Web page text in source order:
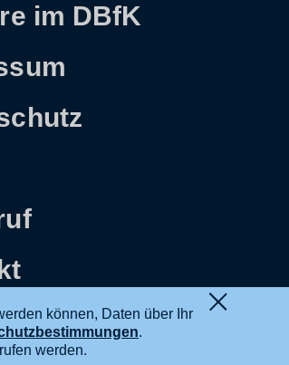
im DBfK
können, Daten über Ihr
.
werden.